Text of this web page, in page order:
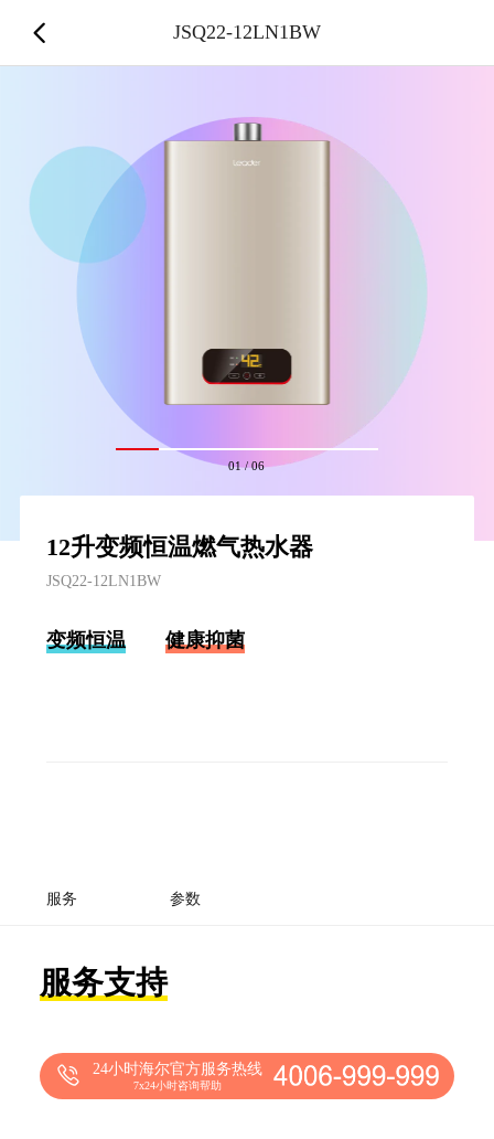
01/06
12升变频恒温燃气热水器
JSQ22-12LN1BW
变频恒温 健康抑菌
服务 参数
服务支持
24小时海尔官方服务热线
7x24小时咨询帮助
JSQ22-12LN1BW